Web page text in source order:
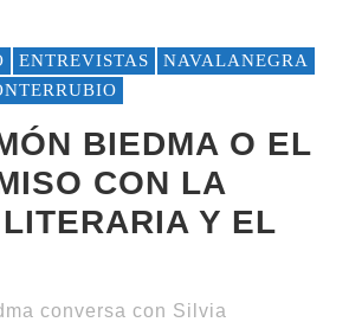
ENTREVISTAS
NAVALANEGRA
BIEDMA O EL
CON LA
Y EL
conversa con Silvia